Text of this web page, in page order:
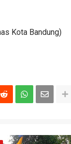
Kota Bandung)